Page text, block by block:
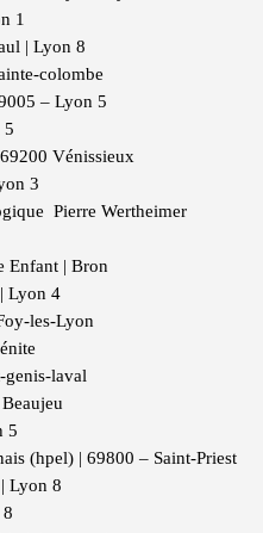
1
| Lyon 8
colombe
– Lyon 5
5
Vénissieux
3
Pierre Wertheimer
Enfant | Bron
Lyon 4
les-Lyon
genis-laval
5
(hpel) | 69800 – Saint-Priest
Lyon 8